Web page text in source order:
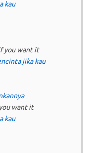
kau
you want it
jika kau
want it
kau